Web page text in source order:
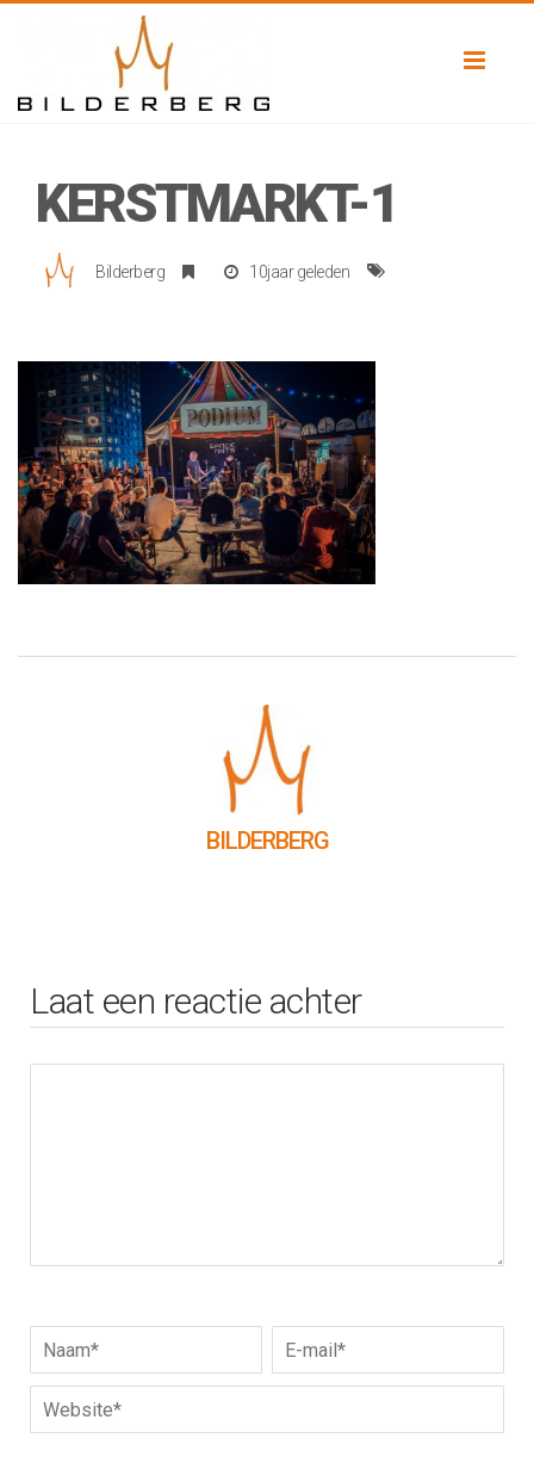
KERSTMARKT-1
Bilderberg 10jaar geleden
BILDERBERG
Laat een reactie achter